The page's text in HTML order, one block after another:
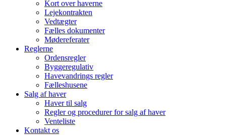
Kort over haverne
Lejekontrakten
Vedtægter
Fælles dokumenter
Mødereferater
Reglerne
Ordensregler
Byggeregulativ
Havevandrings regler
Fælleshusene
Salg af haver
Haver til salg
Regler og procedurer for salg af haver
Venteliste
Kontakt os